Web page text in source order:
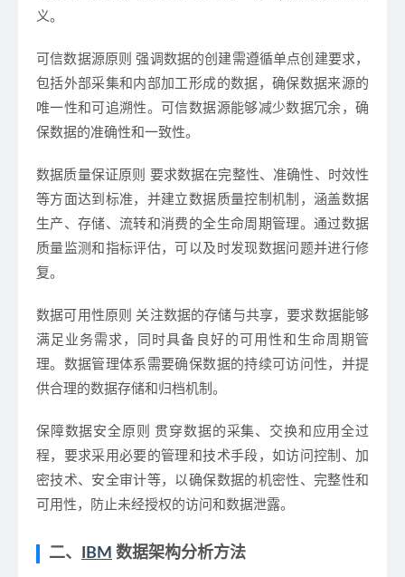
义。
可信数据源原则 强调数据的创建需遵循单点创建要求，
包括外部采集和内部加工形成的数据，确保数据来源的
唯一性和可追溯性。可信数据源能够减少数据冗余，确
保数据的准确性和一致性。
数据质量保证原则 要求数据在完整性、准确性、时效性
等方面达到标准，并建立数据质量控制机制，涵盖数据
生产、存储、流转和消费的全生命周期管理。通过数据
质量监测和指标评估，可以及时发现数据问题并进行修
复。
数据可用性原则 关注数据的存储与共享，要求数据能够
满足业务需求，同时具备良好的可用性和生命周期管
理。数据管理体系需要确保数据的持续可访问性，并提
供合理的数据存储和归档机制。
保障数据安全原则
贯穿数据的采集、交换和应用全过
程，要求采用必要的管理和技术手段，如访问控制、加
密技术、安全审计等，以确保数据的机密性、完整性和
可用性，防止未经授权的访问和数据泄露。
二、 IBM 数据架构分析方法